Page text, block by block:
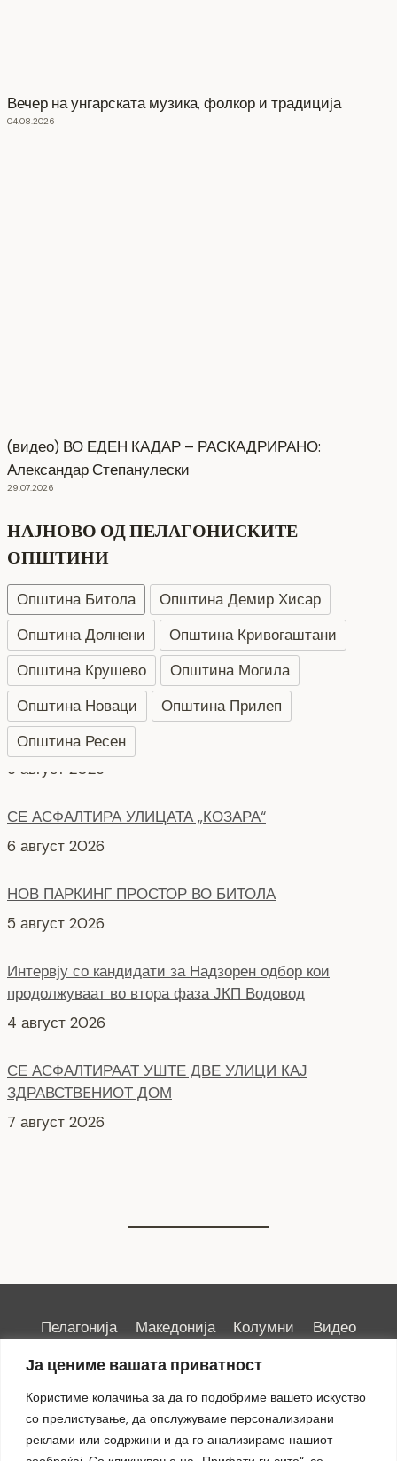
Ја цениме вашата приватност
Користиме колачиња за да го подобриме вашето искуство
со прелистување, да опслужуваме персонализирани
реклами или содржини и да го анализираме нашиот
Вечер на унгарската музика, фолкор и традиција
04.08.2026
(видео) ВО ЕДЕН КАДАР – РАСКАДРИРАНО:
Александар Степанулески
29.07.2026
НАЈНОВО ОД ПЕЛАГОНИСКИТЕ
ОПШТИНИ
Општина Битола
Општина Демир Хисар
Општина Долнени
Општина Кривогаштани
Општина Крушево
Општина Могила
Општина Новаци
Општина Прилеп
Општина Ресен
СЕ АСФАЛТИРА УЛИЦАТА „КОЗАРА“
6 август 2026
НОВ ПАРКИНГ ПРОСТОР ВО БИТОЛА
5 август 2026
Интервју со кандидати за Надзорен одбор кои
4 август 2026
СЕ АСФАЛТИРААТ УШТЕ ДВЕ УЛИЦИ КАЈ
7 август 2026
НОВ ПАРКИНГ ПРОСТОР ВО ЦЕНТАРОТ НА ГРАДОТ
Пелагонија Македонија Колумни
Видео
Емисии
Култура Здравје
Занимливости
Спорт
ИРИС